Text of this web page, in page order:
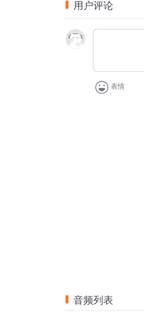
监制：三千
我们都犯了错对感情太
倔强的等候着到底值不
用户评论
表情
音频列表